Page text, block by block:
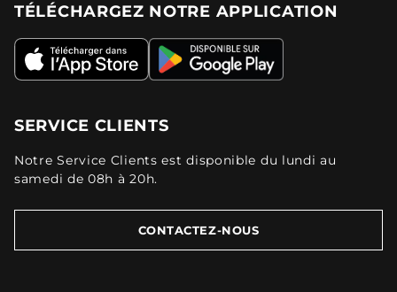
TÉLÉCHARGEZ NOTRE APPLICATION
SERVICE CLIENTS
Notre Service Clients est disponible du lundi au
samedi de 08h à 20h.
CONTACTEZ-NOUS